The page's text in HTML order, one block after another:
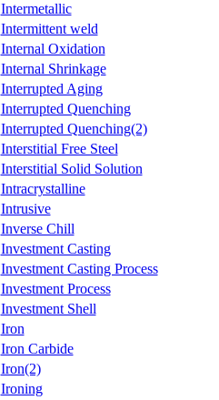
Intermetallic
Intermittent weld
Internal Oxidation
Internal Shrinkage
Interrupted Aging
Interrupted Quenching
Interrupted Quenching(2)
Interstitial Free Steel
Interstitial Solid Solution
Intracrystalline
Intrusive
Inverse Chill
Investment Casting
Investment Casting Process
Investment Process
Investment Shell
Iron
Iron Carbide
Iron(2)
Ironing